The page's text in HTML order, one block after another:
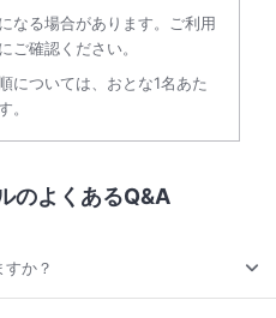
なる場合があります。ご利用
ご確認ください。
については、おとな1名あた
。
のよくあるQ&A
か？